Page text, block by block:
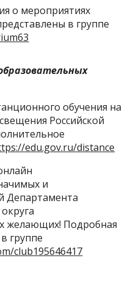
о мероприятиях
в группе
обучения на
Российской
edu.gov.ru/distance
и
Департамента
желающих! Подробная
группе
club195646417